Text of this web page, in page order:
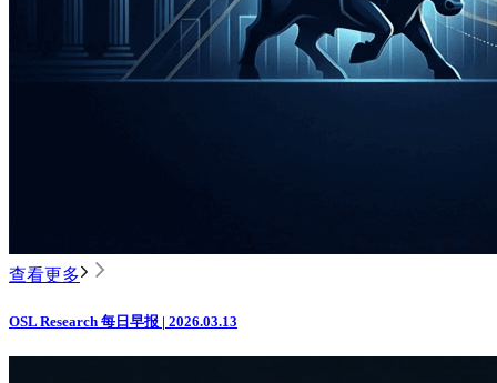
查看更多
OSL Research 每日早报 | 2026.03.13